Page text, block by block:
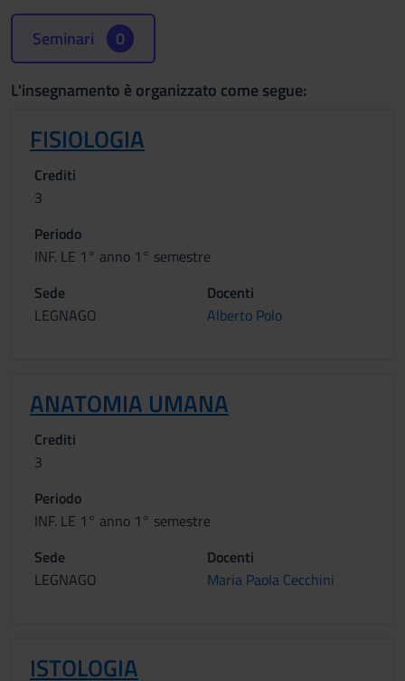
Seminari 0
L'insegnamento è organizzato come segue:
FISIOLOGIA
Crediti
3
Periodo
INF. LE 1° anno 1° semestre
Sede
LEGNAGO
Docenti
Alberto Polo
ANATOMIA UMANA
Crediti
3
Periodo
INF. LE 1° anno 1° semestre
Sede
LEGNAGO
Docenti
Maria Paola Cecchini
ISTOLOGIA